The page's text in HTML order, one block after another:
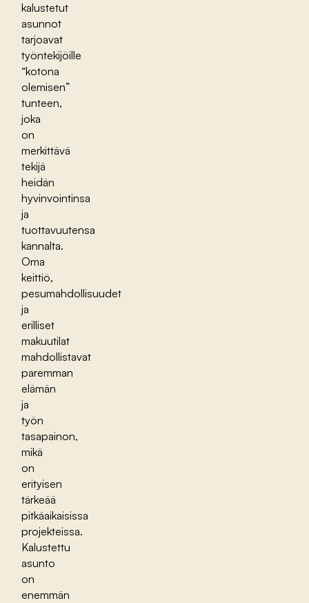
kalustetut
asunnot
tarjoavat
työntekijöille
“kotona
olemisen”
tunteen,
joka
on
merkittävä
tekijä
heidän
hyvinvointinsa
ja
tuottavuutensa
kannalta.
Oma
keittiö,
pesumahdollisuudet
ja
erilliset
makuutilat
mahdollistavat
paremman
elämän
ja
työn
tasapainon,
mikä
on
erityisen
tärkeää
pitkäaikaisissa
projekteissa.
Kalustettu
asunto
on
enemmän